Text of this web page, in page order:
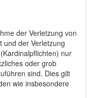
der Verletzung von
und der Verletzung
nur
oder grob
sind. Dies gilt
wie insbesondere